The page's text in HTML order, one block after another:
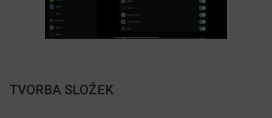
TVORBA SLOŽEK